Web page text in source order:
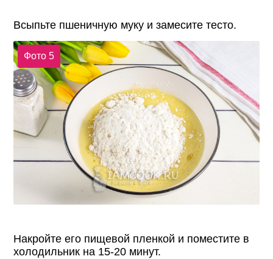
Всыпьте пшеничную муку и замесите тесто.
Фото 5
Накройте его пищевой пленкой и поместите в
холодильник на 15-20 минут.